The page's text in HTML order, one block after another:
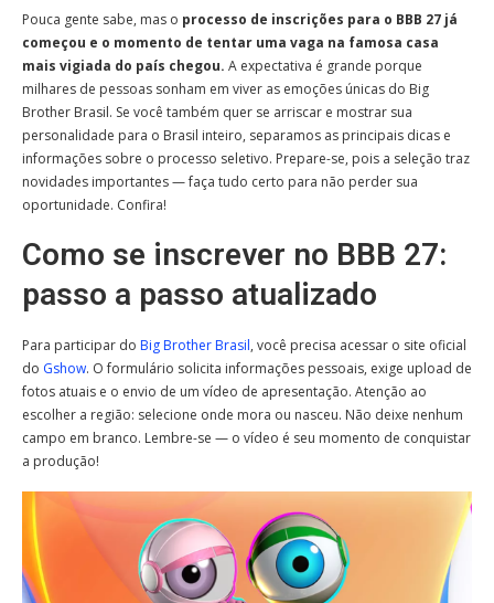
Pouca gente sabe, mas o processo de inscrições para o BBB 27 já
começou e o momento de tentar uma vaga na famosa casa
mais vigiada do país chegou. A expectativa é grande porque
milhares de pessoas sonham em viver as emoções únicas do Big
Brother Brasil. Se você também quer se arriscar e mostrar sua
personalidade para o Brasil inteiro, separamos as principais dicas e
informações sobre o processo seletivo. Prepare-se, pois a seleção traz
novidades importantes — faça tudo certo para não perder sua
oportunidade. Confira!
Como se inscrever no BBB 27:
passo a passo atualizado
Para participar do Big Brother Brasil, você precisa acessar o site oficial
do Gshow. O formulário solicita informações pessoais, exige upload de
fotos atuais e o envio de um vídeo de apresentação. Atenção ao
escolher a região: selecione onde mora ou nasceu. Não deixe nenhum
campo em branco. Lembre-se — o vídeo é seu momento de conquistar
a produção!